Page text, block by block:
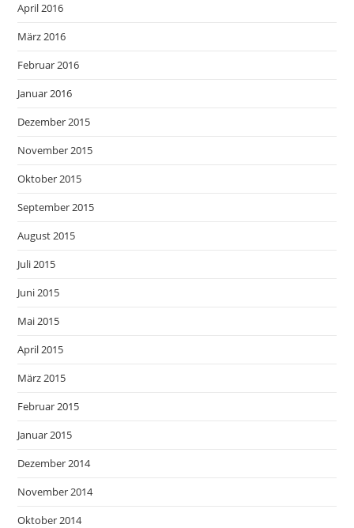
April 2016
März 2016
Februar 2016
Januar 2016
Dezember 2015
November 2015
Oktober 2015
September 2015
August 2015
Juli 2015
Juni 2015
Mai 2015
April 2015
März 2015
Februar 2015
Januar 2015
Dezember 2014
November 2014
Oktober 2014